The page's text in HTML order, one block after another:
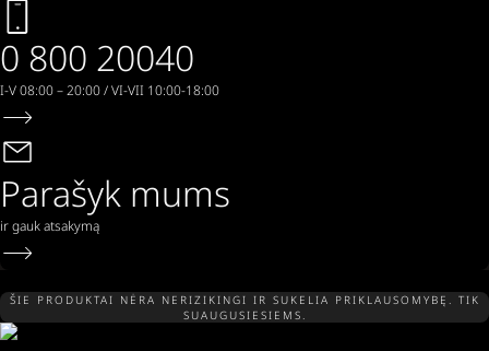
0 800 20040
I-V 08:00 – 20:00 / VI-VII 10:00-18:00
Parašyk mums
ir gauk atsakymą
ŠIE PRODUKTAI NĖRA NERIZIKINGI IR SUKELIA PRIKLAUSOMYBĘ. TIK
SUAUGUSIESIEMS.